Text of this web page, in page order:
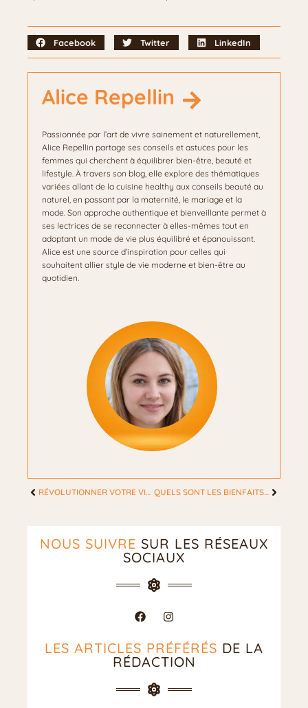
Facebook Twitter LinkedIn
Alice Repellin
Passionnée par l’art de vivre sainement et naturellement,
Alice Repellin partage ses conseils et astuces pour les
femmes qui cherchent à équilibrer bien-être, beauté et
lifestyle. À travers son blog, elle explore des thématiques
variées allant de la cuisine healthy aux conseils beauté au
naturel, en passant par la maternité, le mariage et la
mode. Son approche authentique et bienveillante permet à
ses lectrices de se reconnecter à elles-mêmes tout en
adoptant un mode de vie plus équilibré et épanouissant.
Alice est une source d’inspiration pour celles qui
souhaitent allier style de vie moderne et bien-être au
quotidien.
RÉVOLUTIONNER VOTRE VIE : COMMENT LE LASER ANTI-TABAC VOUS AIDE À VOUS LIBÉRER DE LA DÉPENDANCE QUELS SONT LES BIENFAITS DU JEÛNE ?
NOUS SUIVRE SUR LES RÉSEAUX
SOCIAUX
LES ARTICLES PRÉFÉRÉS DE LA
RÉDACTION